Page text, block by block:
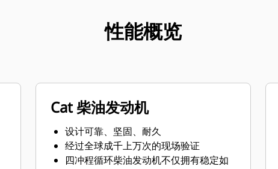
性能概览
Cat 柴油发动机
设计可靠、坚固、耐久
经过全球成千上万次的现场验证
四冲程循环柴油发动机不仅拥有稳定如